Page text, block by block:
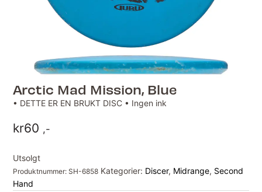
Arctic Mad Mission, Blue
• DETTE ER EN BRUKT DISC • Ingen ink
kr60 ,-
Utsolgt
Produktnummer:SH-6858 Kategorier: Discer, Midrange, Second
Hand